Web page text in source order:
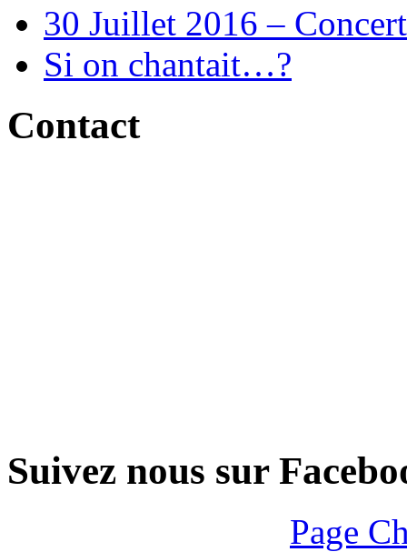
30 Juillet 2016 –
Si on chantait…?
Contact
Suivez nous sur
Page